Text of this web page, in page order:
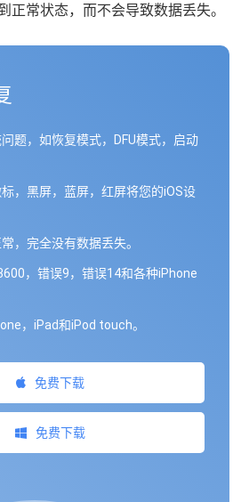
正常状态，而不会导致数据丢失。
题，如恢复模式，DFU模式，启动
，黑屏，蓝屏，红屏将您的iOS设
，完全没有数据丢失。
，错误9，错误14和各种iPhone
，iPad和iPod touch。
免费下载
免费下载